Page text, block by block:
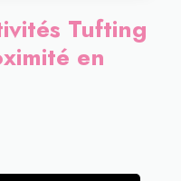
Tufting
en